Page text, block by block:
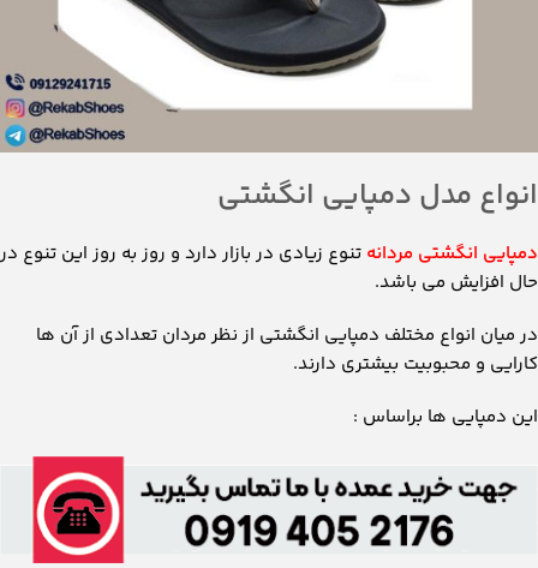
انواع مدل دمپایی انگشتی
دمپایی انگشتی مردانه تنوع زیادی در بازار دارد و روز به روز این تنوع در
حال افزایش می باشد.
در میان انواع مختلف دمپایی انگشتی از نظر مردان تعدادی از آن ها
کارایی و محبوبیت بیشتری دارند.
این دمپایی ها براساس :